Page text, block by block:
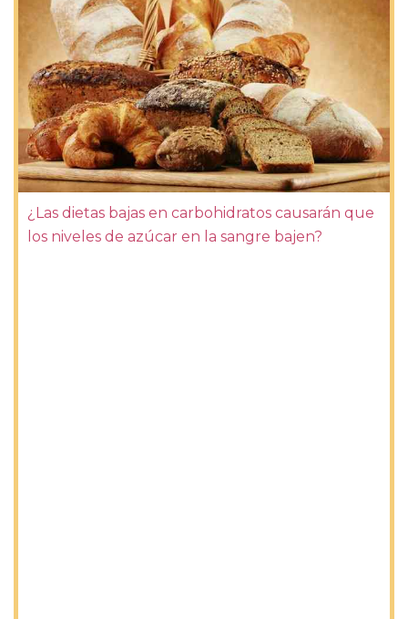
¿Las dietas bajas en carbohidratos causarán que
los niveles de azúcar en la sangre bajen?